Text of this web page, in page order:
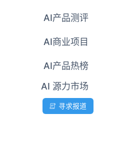
AI产品测评
AI商业项目
AI产品热榜
AI 源力市场
寻求报道